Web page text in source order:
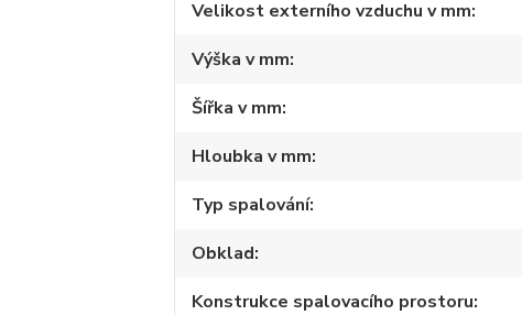
Velikost externího vzduchu v mm
Výška v mm
Šířka v mm
Hloubka v mm
Typ spalování
Obklad
Konstrukce spalovacího prostoru